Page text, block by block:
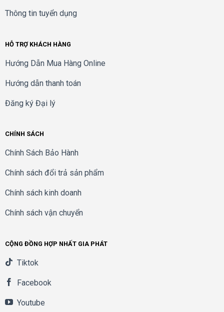
Thông tin tuyển dụng
HỖ TRỢ KHÁCH HÀNG
Hướng Dẫn Mua Hàng Online
Hướng dẫn thanh toán
Đăng ký Đại lý
CHÍNH SÁCH
Chính Sách Bảo Hành
Chính sách đổi trả sản phẩm
Chính sách kinh doanh
Chính sách vận chuyển
CỘNG ĐỒNG HỢP NHẤT GIA PHÁT
Tiktok
Facebook
Youtube